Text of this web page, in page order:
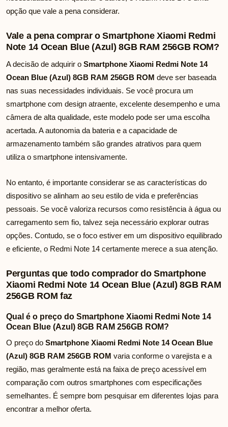
opção que vale a pena considerar.
Vale a pena comprar o Smartphone Xiaomi Redmi
Note 14 Ocean Blue (Azul) 8GB RAM 256GB ROM?
A decisão de adquirir o Smartphone Xiaomi Redmi Note 14
Ocean Blue (Azul) 8GB RAM 256GB ROM deve ser baseada
nas suas necessidades individuais. Se você procura um
smartphone com design atraente, excelente desempenho e uma
câmera de alta qualidade, este modelo pode ser uma escolha
acertada. A autonomia da bateria e a capacidade de
armazenamento também são grandes atrativos para quem
utiliza o smartphone intensivamente.
No entanto, é importante considerar se as características do
dispositivo se alinham ao seu estilo de vida e preferências
pessoais. Se você valoriza recursos como resistência à água ou
carregamento sem fio, talvez seja necessário explorar outras
opções. Contudo, se o foco estiver em um dispositivo equilibrado
e eficiente, o Redmi Note 14 certamente merece a sua atenção.
Perguntas que todo comprador do Smartphone
Xiaomi Redmi Note 14 Ocean Blue (Azul) 8GB RAM
256GB ROM faz
Qual é o preço do Smartphone Xiaomi Redmi Note 14
Ocean Blue (Azul) 8GB RAM 256GB ROM?
O preço do Smartphone Xiaomi Redmi Note 14 Ocean Blue
(Azul) 8GB RAM 256GB ROM varia conforme o varejista e a
região, mas geralmente está na faixa de preço acessível em
comparação com outros smartphones com especificações
semelhantes. É sempre bom pesquisar em diferentes lojas para
encontrar a melhor oferta.